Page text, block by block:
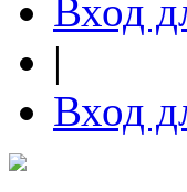
Вход
|
Вход